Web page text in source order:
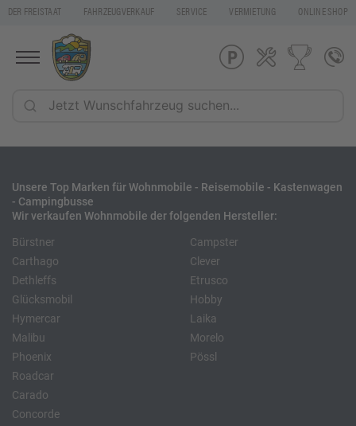
DER FREISTAAT FAHRZEUGVERKAUF SERVICE VERMIETUNG ONLINE SHOP
Unsere Top Marken für Wohnmobile - Reisemobile - Kastenwagen
- Campingbusse
Wir verkaufen Wohnmobile der folgenden Hersteller:
Bürstner
Carthago
Dethleffs
Glücksmobil
Hymercar
Malibu
Phoenix
Roadcar
Campster
Clever
Etrusco
Hobby
Laika
Morelo
Pössl
Carado
Concorde